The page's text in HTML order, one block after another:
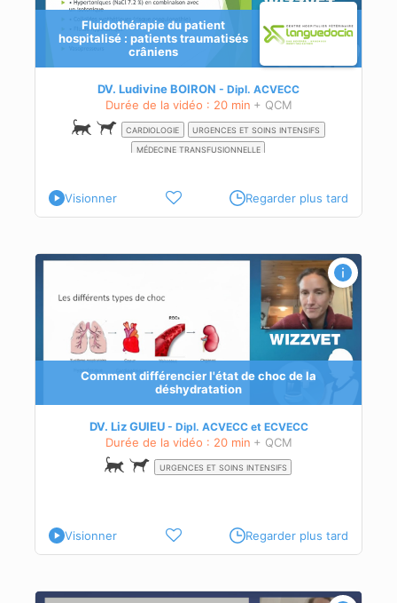
Fluidothérapie du patient
hospitalisé : patients traumatisés
crâniens
DV. Ludivine BOIRON Dipl. ACVECC
Durée de la vidéo : 20 min + QCM
CARDIOLOGIE
URGENCES ET SOINS INTENSIFS
MÉDECINE TRANSFUSIONNELLE
Visionner Regarder plus tard
Comment différencier l'état de choc de la
déshydratation
DV. Liz GUIEU Dipl. ACVECCet ECVECC
Durée de la vidéo : 20 min + QCM
URGENCES ET SOINS INTENSIFS
Visionner Regarder plus tard